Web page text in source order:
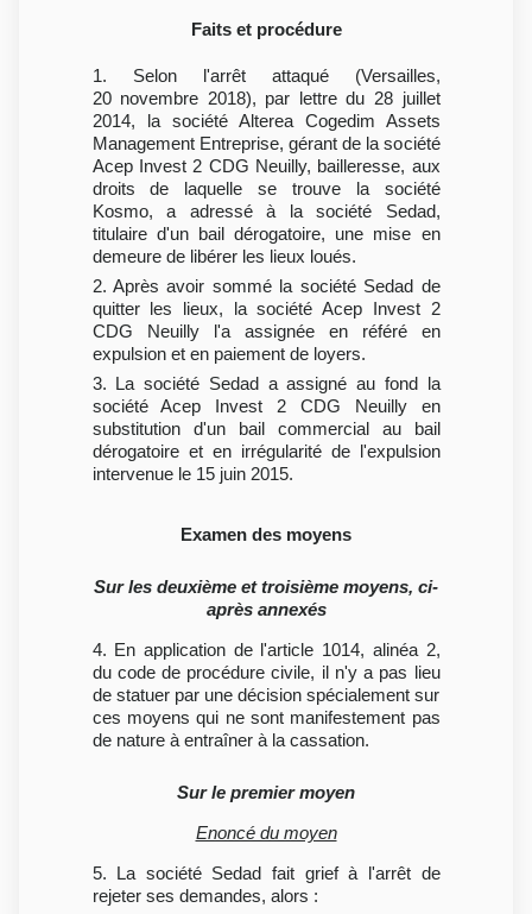
Faits et procédure
1. Selon l'arrêt attaqué (Versailles,
20 novembre 2018), par lettre du 28 juillet
2014, la société Alterea Cogedim Assets
Management Entreprise, gérant de la société
Acep Invest 2 CDG Neuilly, bailleresse, aux
droits de laquelle se trouve la société
Kosmo, a adressé à la société Sedad,
titulaire d'un bail dérogatoire, une mise en
demeure de libérer les lieux loués.
2. Après avoir sommé la société Sedad de
quitter les lieux, la société Acep Invest 2
CDG Neuilly l'a assignée en référé en
expulsion et en paiement de loyers.
3. La société Sedad a assigné au fond la
société Acep Invest 2 CDG Neuilly en
substitution d'un bail commercial au bail
dérogatoire et en irrégularité de l'expulsion
intervenue le 15 juin 2015.
Examen des moyens
Sur les deuxième et troisième moyens, ci-
après annexés
4. En application de l'article 1014, alinéa 2,
du code de procédure civile, il n'y a pas lieu
de statuer par une décision spécialement sur
ces moyens qui ne sont manifestement pas
de nature à entraîner à la cassation.
Sur le premier moyen
Enoncé du moyen
5. La société Sedad fait grief à l'arrêt de
rejeter ses demandes, alors :